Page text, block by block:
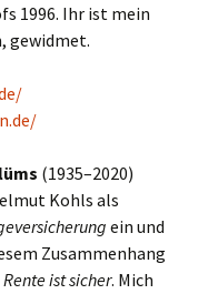
1996. Ihr ist mein
gewidmet.
(1935–2020)
Kohls als
ein und
Zusammenhang
Rente ist sicher. Mich